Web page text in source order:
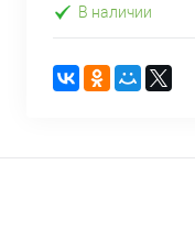
В наличии